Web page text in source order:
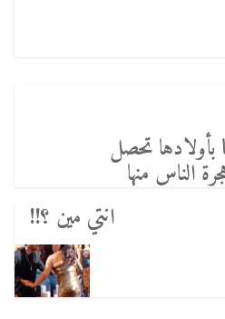
تحصل
الناس منها
انتي مين ؟!!